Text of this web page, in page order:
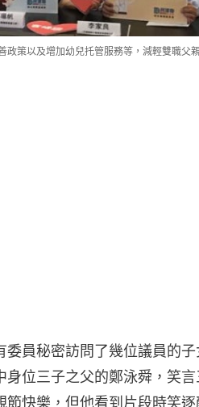
政策以及增加幼兒托管服務等，減輕雙職父
員秘密訪問了幾位議員的子
位三子之父的鄭泳舜，笑言
快樂，但他看到片段時笑逐